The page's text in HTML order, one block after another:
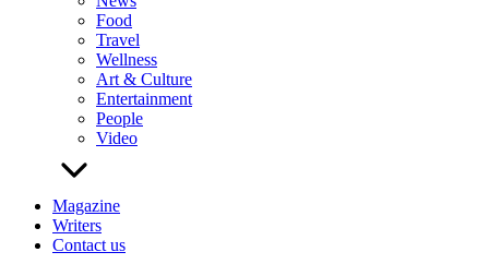
Food
Travel
Wellness
Art & Culture
Entertainment
People
Video
Magazine
Writers
Contact us